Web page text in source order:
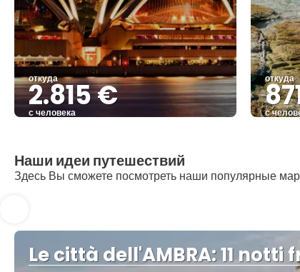
откуда
2.815 €
с человека
откуда
с
Наши идеи путешествий
Здесь Вы сможете посмотреть наши популярные
Le città dell'AMBRA: 11